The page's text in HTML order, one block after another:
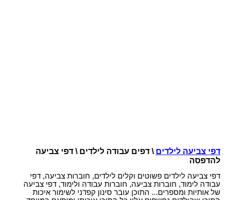
דפי צביעה לילדים \ דפים עבודה לילדים \ דפי צביעה
להדפסה
דפי צביעה לילדים פשוטים וקלים לילדים, חוברות צביעה, דפי
עבודה לימוד, חוברות צביעה, חוברות עבודה ולימוד, דפי צביעה
של אותיות ומספרים... התוכן עובר סינון קפדני לשימור איכות